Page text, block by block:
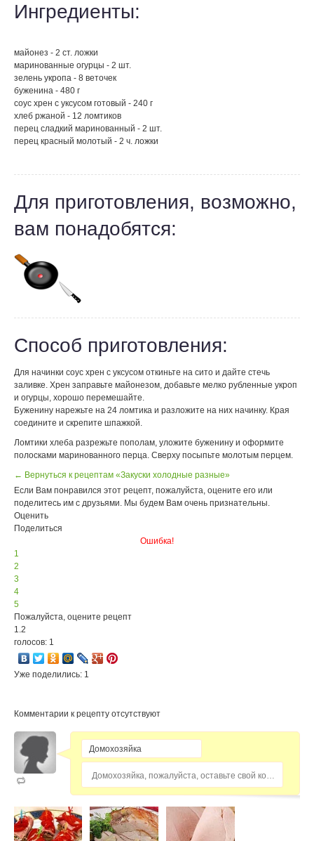
Ингредиенты:
майонез - 2 ст. ложки
маринованные огурцы - 2 шт.
зелень укропа - 8 веточек
буженина - 480 г
соус хрен с уксусом готовый - 240 г
хлеб ржаной - 12 ломтиков
перец сладкий маринованный - 2 шт.
перец красный молотый - 2 ч. ложки
Для приготовления, возможно,
вам понадобятся:
Способ приготовления:
Для начинки соус хрен с уксусом откиньте на сито и дайте стечь
заливке. Хрен заправьте майонезом, добавьте мелко рубленные укроп
и огурцы, хорошо перемешайте.
Буженину нарежьте на 24 ломтика и разложите на них начинку. Края
соедините и скрепите шпажкой.
Ломтики хлеба разрежьте пополам, уложите буженину и оформите
полосками маринованного перца. Сверху посыпьте молотым перцем.
← Вернуться к рецептам «Закуски холодные разные»
Если Вам понравился этот рецепт, пожалуйста, оцените его или
поделитесь им с друзьями. Мы будем Вам очень признательны.
Оценить
Поделиться
Ошибка!
1
2
3
4
5
Пожалуйста, оцените рецепт
1.2
голосов: 1
Уже поделились: 1
Комментарии к рецепту отсутствуют
Домохозяйка, пожалуйста, оставьте свой комментарий...